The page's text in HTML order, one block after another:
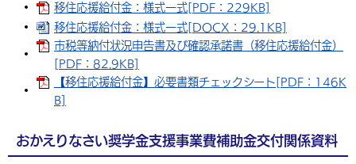
移住応援給付金：様式一式[PDF：229KB]
移住応援給付金：様式一式[DOCX：29.1KB]
市税等納付状況申告書及び確認承諾書（移住応援給付金）
[PDF：82.9KB]
【移住応援給付金】必要書類チェックシート[PDF：146K
B]
おかえりなさい奨学金支援事業費補助金交付関係資料